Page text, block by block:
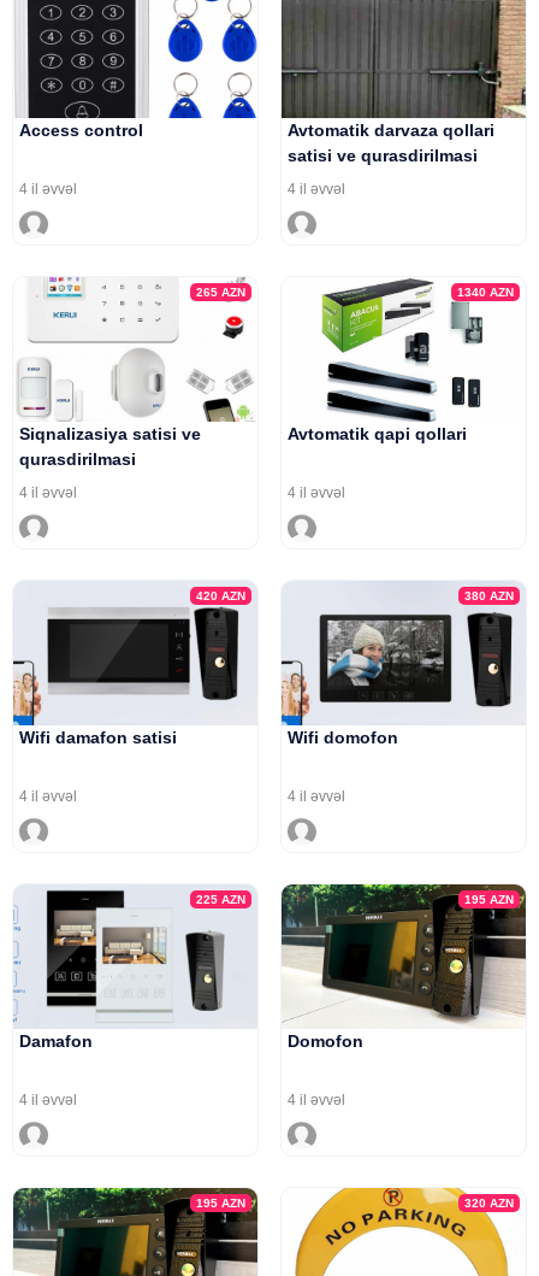
Access control
4 il əvvəl
Avtomatik darvaza qollari
satisi ve qurasdirilmasi
4 il əvvəl
265AZN
Siqnalizasiya satisi ve
qurasdirilmasi
4 il əvvəl
1340 AZN
Avtomatik qapi qollari
4 il əvvəl
420AZN
Wifi damafon satisi
4 il əvvəl
380 AZN
Wifi domofon
4 il əvvəl
225AZN
Damafon
4 il əvvəl
195 AZN
Domofon
4 il əvvəl
195AZN 320 AZN